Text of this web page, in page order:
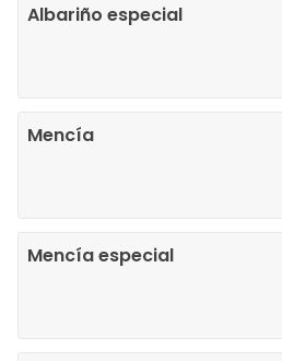
Albariño especial
Mencía
Mencía especial